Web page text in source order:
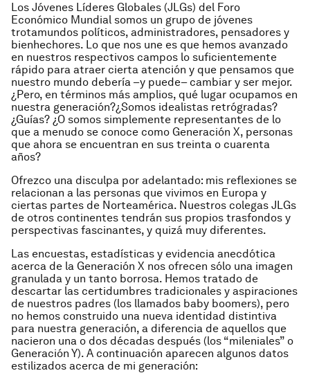
Los Jóvenes Líderes Globales (JLGs) del Foro
Económico Mundial somos un grupo de jóvenes
trotamundos políticos, administradores, pensadores y
bienhechores. Lo que nos une es que hemos avanzado
en nuestros respectivos campos lo suficientemente
rápido para atraer cierta atención y que pensamos que
nuestro mundo debería –y puede– cambiar y ser mejor.
¿Pero, en términos más amplios, qué lugar ocupamos en
nuestra generación?¿Somos idealistas retrógradas?
¿Guías? ¿O somos simplemente representantes de lo
que a menudo se conoce como Generación X, personas
que ahora se encuentran en sus treinta o cuarenta
años?
Ofrezco una disculpa por adelantado: mis reflexiones se
relacionan a las personas que vivimos en Europa y
ciertas partes de Norteamérica. Nuestros colegas JLGs
de otros continentes tendrán sus propios trasfondos y
perspectivas fascinantes, y quizá muy diferentes.
Las encuestas, estadísticas y evidencia anecdótica
acerca de la Generación X nos ofrecen sólo una imagen
granulada y un tanto borrosa. Hemos tratado de
descartar las certidumbres tradicionales y aspiraciones
de nuestros padres (los llamados baby boomers), pero
no hemos construido una nueva identidad distintiva
para nuestra generación, a diferencia de aquellos que
nacieron una o dos décadas después (los “mileniales” o
Generación Y). A continuación aparecen algunos datos
estilizados acerca de mi generación: